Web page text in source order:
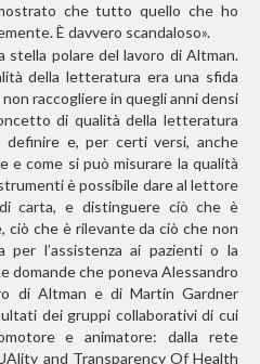
che tutto quello che ho
È davvero scandaloso».
stella polare del lavoro di Altman.
della letteratura era una sfida
raccogliere in quegli anni densi
di qualità della letteratura
e, per certi versi, anche
e come si può misurare la qualità
è possibile dare al lettore
carta, e distinguere ciò che è
ciò che è rilevante da ciò che non
per l’assistenza ai pazienti o la
domande che poneva Alessandro
di Altman e di Martin Gardner
dei gruppi collaborativi di cui
e animatore: dalla rete
and Transparency Of Health